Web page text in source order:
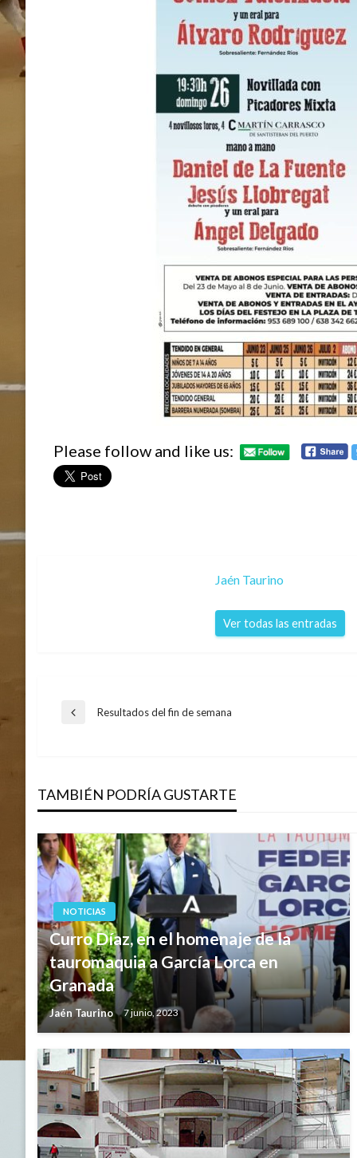
Please follow and like us:
Jaén Taurino
Ver todas las entradas
Navegación
entradas
Entrada
Resultados del fin de semana
TAMBIÉN PODRÍA GUSTARTE
NOTICIAS
Curro Díaz, en el homenaje de la
tauromaquia a García Lorca en
Granada
Jaén Taurino 7 junio, 2023